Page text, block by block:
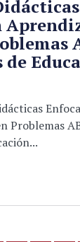
Problemas